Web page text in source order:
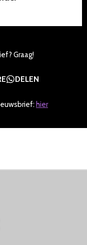
Graag!
DELEN
hier